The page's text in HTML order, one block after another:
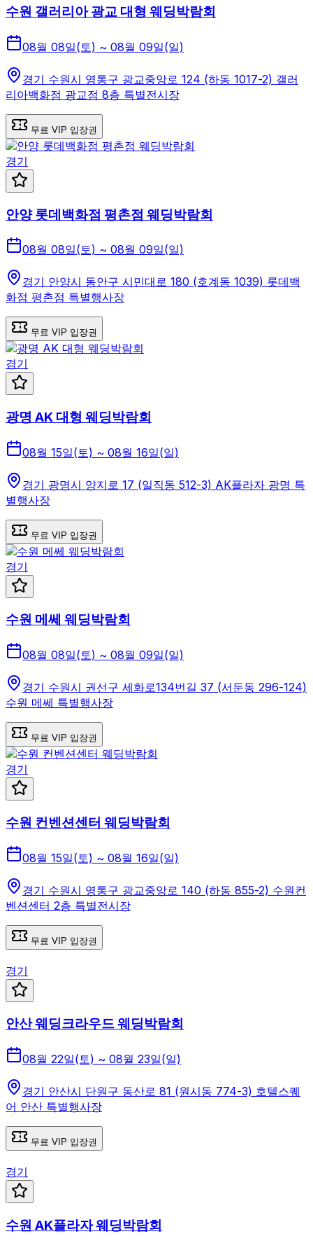
수원 갤러리아 광교 대형 웨딩박람회
08월 08일(토) ~ 08월 09일(일)
경기 수원시 영통구 광교중앙로 124 (하동 1017-2) 갤러
리아백화점 광교점 8층 특별전시장
무료 VIP 입장권
경기
안양 롯데백화점 평촌점 웨딩박람회
08월 08일(토) ~ 08월 09일(일)
경기 안양시 동안구 시민대로 180 (호계동 1039) 롯데백
화점 평촌점 특별행사장
무료 VIP 입장권
경기
광명 AK 대형 웨딩박람회
08월 15일(토) ~ 08월 16일(일)
경기 광명시 양지로 17 (일직동 512-3) AK플라자 광명 특
별행사장
무료 VIP 입장권
경기
수원 메쎄 웨딩박람회
08월 08일(토) ~ 08월 09일(일)
경기 수원시 권선구 세화로134번길 37 (서둔동 296-124)
수원 메쎄 특별행사장
무료 VIP 입장권
경기
수원 컨벤션센터 웨딩박람회
08월 15일(토) ~ 08월 16일(일)
경기 수원시 영통구 광교중앙로 140 (하동 855-2) 수원컨
벤션센터 2층 특별전시장
무료 VIP 입장권
경기
안산 웨딩크라우드 웨딩박람회
08월 22일(토) ~ 08월 23일(일)
경기 안산시 단원구 동산로 81 (원시동 774-3) 호텔스퀘
어 안산 특별행사장
무료 VIP 입장권
경기
수원 AK플라자 웨딩박람회